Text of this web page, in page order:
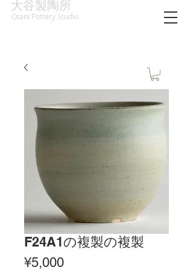
大谷製陶所
Otani Pottery Studio
F24A1の複製の複製
¥5,000Price